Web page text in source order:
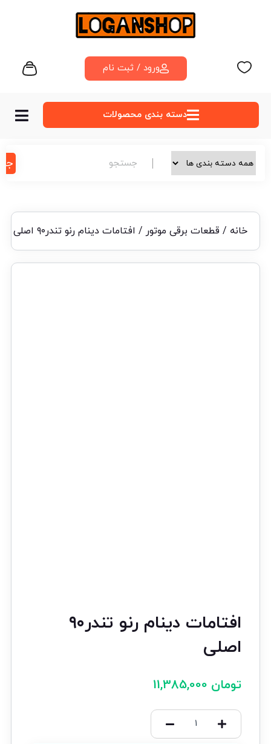
ورود / ثبت نام
دسته‌ بندی محصولات
خانه / قطعات برقی موتور / افتامات دینام رنو تندر۹۰ اصلی
افتامات دینام رنو تندر۹۰
اصلی
تومان